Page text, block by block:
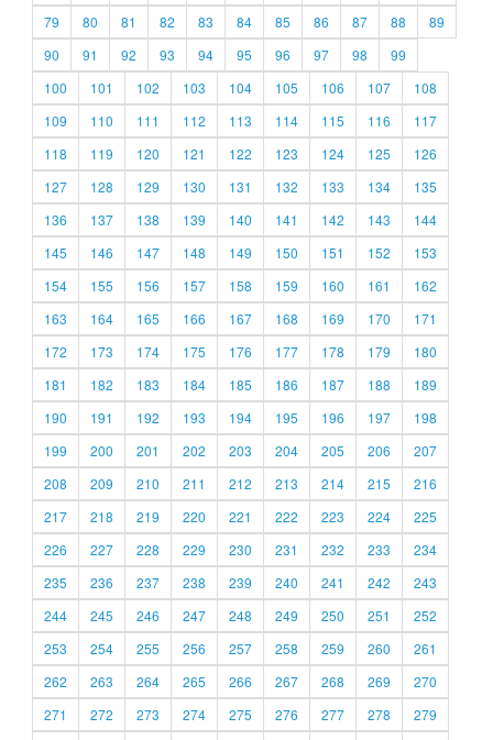
79
80 81 82 83 84 85 86 87 88
89
90
91 92 93 94 95 96 97 98
99
100
101 102 103 104 105 106 107
108
109
110 111 112 113 114 115 116
117
118
119 120 121 122 123 124 125
126
127
128 129 130 131 132 133 134
135
136
137 138 139 140 141 142 143
144
145
146 147 148 149 150 151 152
153
154
155 156 157 158 159 160 161
162
163
164 165 166 167 168 169 170
171
172
173 174 175 176 177 178 179
180
181
182 183 184 185 186 187 188
189
190
191 192 193 194 195 196 197
198
199
200 201 202 203 204 205 206
207
208
209 210 211 212 213 214 215
216
217
218 219 220 221 222 223 224
225
226
227 228 229 230 231 232 233
234
235
236 237 238 239 240 241 242
243
244
245 246 247 248 249 250 251
252
253
254 255 256 257 258 259 260
261
262
263 264 265 266 267 268 269
270
271
272 273 274 275 276 277 278
279